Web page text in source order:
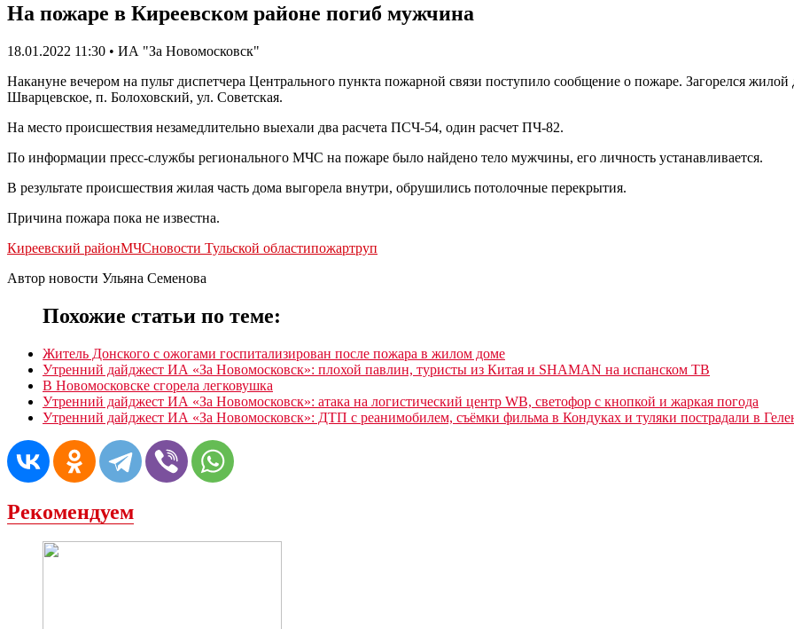
На пожаре в Киреевском районе погиб мужчина
18.01.2022 11:30 • ИА "За Новомосковск"
Накануне вечером на пульт диспетчера Центрального пункта пожарной связи поступило сообщение о пожаре. Загорелся
Шварцевское, п. Болоховский, ул. Советская.
На место происшествия незамедлительно выехали два расчета ПСЧ-54, один расчет ПЧ-82.
По информации пресс-службы регионального МЧС на пожаре было найдено тело мужчины, его личность устанавливается.
В результате происшествия жилая часть дома выгорела внутри, обрушились потолочные перекрытия.
Причина пожара пока не известна.
Киреевский районМЧСновости Тульской областипожартруп
Автор новости Ульяна Семенова
Похожие статьи по теме:
Житель Донского с ожогами госпитализирован после пожара в жилом доме
Утренний дайджест ИА «За Новомосковск»: плохой павлин, туристы из Китая и SHAMAN на испанском ТВ
В Новомосковске сгорела легковушка
Утренний дайджест ИА «За Новомосковск»: атака на логистический центр WB, светофор с кнопкой и жаркая погода
Утренний дайджест ИА «За Новомосковск»: ДТП с реанимобилем, съёмки фильма в Кондуках и туляки пострадали в
Рекомендуем